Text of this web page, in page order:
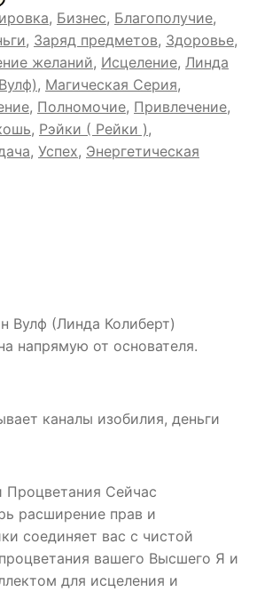
, Бизнес, Благополучие,
, Заряд предметов, Здоровье,
желаний, Исцеление, Линда
, Магическая Серия,
, Полномочие, Привлечение,
, Рэйки ( Рейки ) ,
, Успех, Энергетическая
Вулф (Линда Колиберт)
напрямую от основателя.
каналы изобилия, деньги
Сейчас
расширение прав и
соединяет вас с чистой
вашего Высшего Я и
для исцеления и